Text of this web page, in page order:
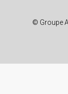
© Groupe